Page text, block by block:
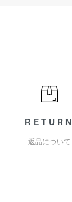
RETURN
返品について